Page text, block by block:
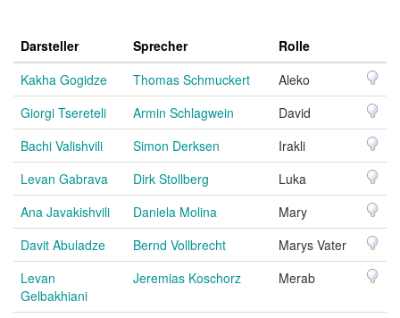
Darsteller Sprecher
Rolle
Kakha Gogidze
Thomas Schmuckert
Aleko
Giorgi Tsereteli
Armin Schlagwein
David
Bachi Valishvili
Simon Derksen
Irakli
Levan Gabrava
Dirk Stollberg
Luka
Ana Javakishvili
Daniela Molina
Mary
Davit Abuladze
Bernd Vollbrecht
Marys Vater
Levan
Gelbakhiani
Jeremias Koschorz Merab